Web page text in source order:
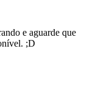
e aguarde que
;D